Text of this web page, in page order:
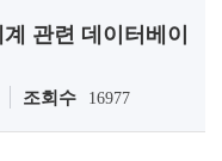
관련 데이터베이
조회수 16977